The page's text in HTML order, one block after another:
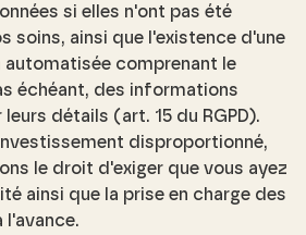
si elles n'ont pas été
soins, ainsi que l'existence d'une
comprenant le
échéant, des informations
détails (art. 15 du RGPD).
disproportionné,
le droit d'exiger que vous ayez
ainsi que la prise en charge des